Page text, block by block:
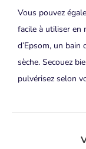
Vous pouvez
facile à utiliser en
d’Epsom, un
sèche. Secouez
pulvérisez selon